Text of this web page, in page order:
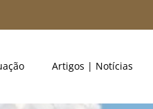
Artigos | Notícias